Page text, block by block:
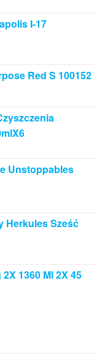
I-17
Red S 100152
Unstoppables
Herkules Sześć
1360 Ml 2X 45